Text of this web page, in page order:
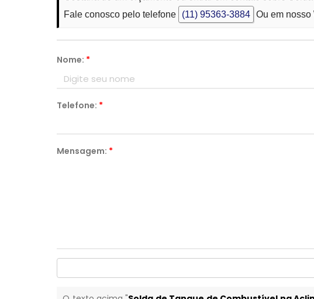
Fale conosco pelo telefone
(11) 95363-3884 Ou em nosso
Nome: *
Telefone: *
Mensagem: *